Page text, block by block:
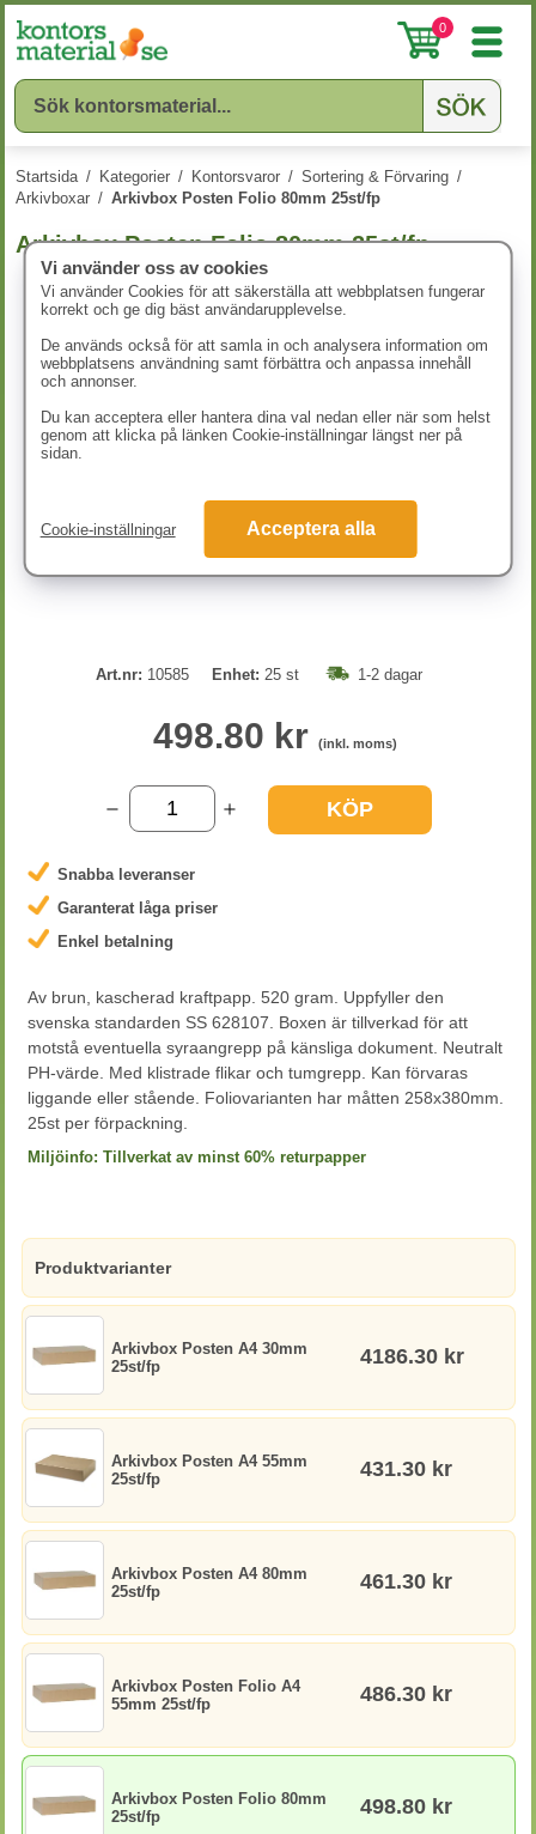
0
Startsida / Kategorier / Kontorsvaror / Sortering & Förvaring /
Arkivboxar / Arkivbox Posten Folio 80mm 25st/fp
Arkivbox Posten Folio 80mm 25st/fp
Art.nr: 10585 Enhet: 25 st 1-2 dagar
498.80 kr (inkl. moms)
KÖP
Snabba leveranser
Garanterat låga priser
Enkel betalning
Av brun, kascherad kraftpapp. 520 gram. Uppfyller den
svenska standarden SS 628107. Boxen är tillverkad för att
motstå eventuella syraangrepp på känsliga dokument. Neutralt
PH-värde. Med klistrade flikar och tumgrepp. Kan förvaras
liggande eller stående. Foliovarianten har måtten 258x380mm.
25st per förpackning.
Miljöinfo: Tillverkat av minst 60% returpapper
Produktvarianter
Arkivbox Posten A4 30mm
25st/fp
4186.30 kr
Arkivbox Posten A4 55mm
25st/fp
431.30 kr
Arkivbox Posten A4 80mm
25st/fp
461.30 kr
Arkivbox Posten Folio A4
55mm 25st/fp
486.30 kr
Arkivbox Posten Folio 80mm
25st/fp
498.80 kr
Vi använder oss av cookies
Vi använder Cookies för att säkerställa att webbplatsen fungerar
korrekt och ge dig bäst användarupplevelse.
De används också för att samla in och analysera information om
webbplatsens användning samt förbättra och anpassa innehåll
och annonser.
Du kan acceptera eller hantera dina val nedan eller när som helst
genom att klicka på länken Cookie-inställningar längst ner på
sidan.
Cookie-inställningar Acceptera alla